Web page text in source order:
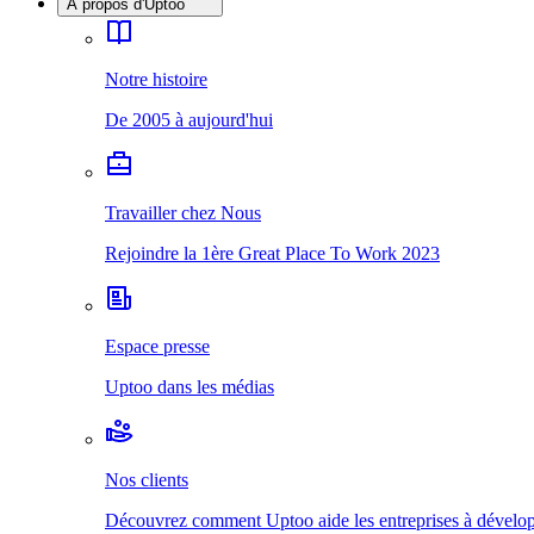
À propos d'Uptoo
Notre histoire
De 2005 à aujourd'hui
Travailler chez Nous
Rejoindre la 1ère Great Place To Work 2023
Espace presse
Uptoo dans les médias
Nos clients
Découvrez comment Uptoo aide les entreprises à